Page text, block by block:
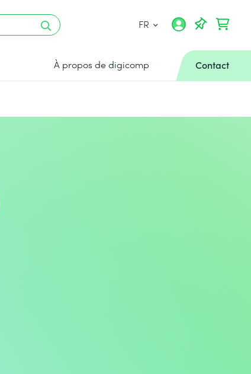
FR
À propos de digicomp Contact